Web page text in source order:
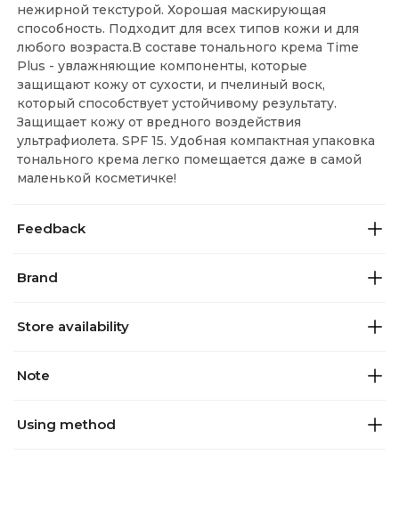
нежирной текстурой. Хорошая маскирующая
способность. Подходит для всех типов кожи и для
любого возраста.В составе тонального крема Time
Plus - увлажняющие компоненты, которые
защищают кожу от сухости, и пчелиный воск,
который способствует устойчивому результату.
Защищает кожу от вредного воздействия
ультрафиолета. SPF 15. Удобная компактная упаковка
тонального крема легко помещается даже в самой
маленькой косметичке!
Feedback
Brand
Store availability
Note
Using method